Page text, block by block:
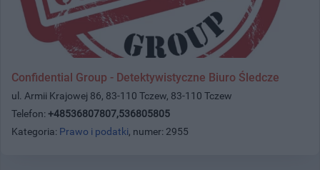
Confidential Group - Detektywistyczne Biuro Śledcze
ul. Armii Krajowej 86, 83-110 Tczew, 83-110 Tczew
Telefon: +48536807807,536805805
Kategoria: Prawo i podatki, numer: 2955